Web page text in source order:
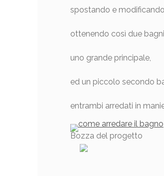
spostando e
ottenendo così due bagni,
uno grande principale,
ed un piccolo secondo
entrambi arredati in
Bozza del progetto